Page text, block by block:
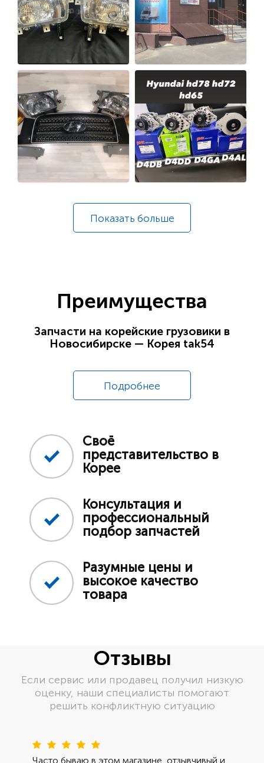
Показать больше
Преимущества
Запчасти на корейские грузовики в
Новосибирске — Корея tak54
Подробнее
Своё
представительство в
Корее
Консультация и
профессиональный
подбор запчастей
Разумные цены и
высокое качество
товара
Отзывы
Если сервис или продавец получил низкую
оценку, наши специалисты помогают
решить конфликтную ситуацию
Часто бываю в этом магазине, отзывчивый и